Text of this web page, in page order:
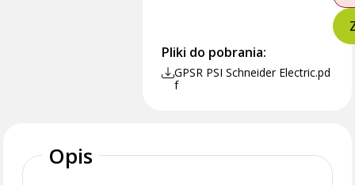
Pliki do pobrania:
GPSR PSI Schneider Electric.pd
f
Opis